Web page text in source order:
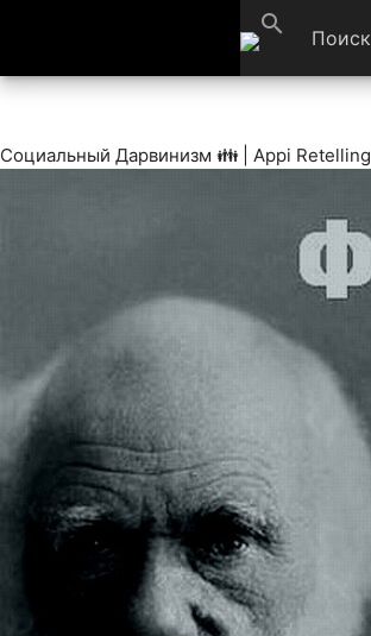
search
Социальный Дарвинизм 👪 | Appi Retelling